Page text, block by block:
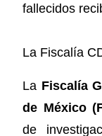
fallecidos
La Fiscalía
La Fiscalía
de México
de